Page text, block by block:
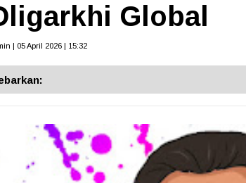
Global
| 05 April 2026 | 15:32